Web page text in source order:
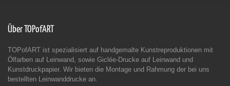
Über TOPofART
TOPofART ist spezialisiert auf handgemalte Kunstreproduktionen mit
Ölfarben auf Leinwand, sowie Giclée-Drucke auf Leinwand und
Kunstdruckpapier. Wir bieten die Montage und Rahmung der bei uns
bestellten Leinwanddrucke an.